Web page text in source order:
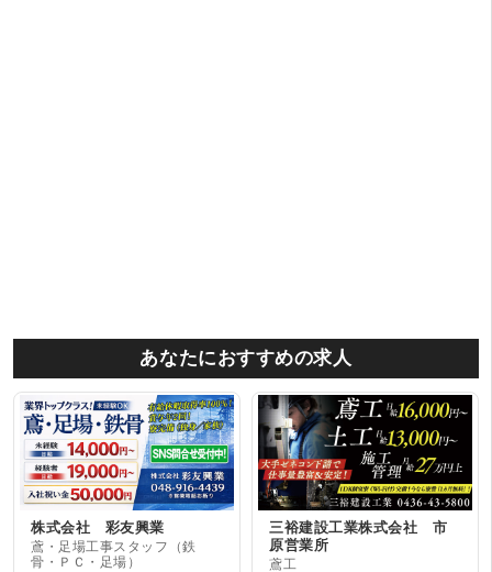
あなたにおすすめの求人
株式会社 彩友興業
鳶・足場工事スタッフ（鉄
骨・ＰＣ・足場）
三裕建設工業株式会社 市
原営業所
鳶工